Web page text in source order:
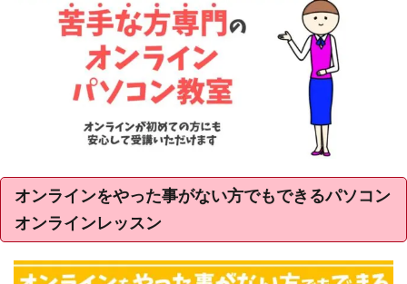
オンラインをやった事がない方でもできるパソコン
オンラインレッスン